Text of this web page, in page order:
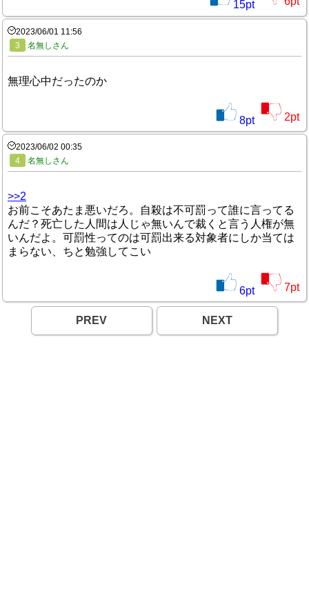
15pt
2023/06/01 11:56
3
名無しさん
無理心中だったのか
8pt 2pt
2023/06/02 00:35
4
名無しさん
>>2
お前こそあたま悪いだろ。自殺は不可罰って誰に言ってる
んだ？死亡した人間は人じゃ無いんで裁くと言う人権が無
いんだよ。可罰性ってのは可罰出来る対象者にしか当ては
まらない、ちと勉強してこい
6pt 7pt
PREV NEXT